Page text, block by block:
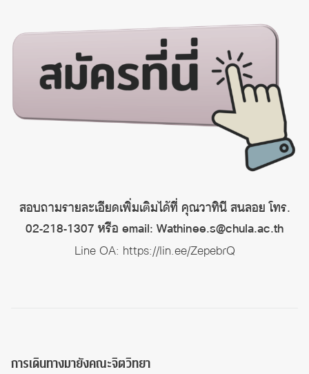
สอบถามรายละเอียดเพิ่มเติมได้ที่ คุณวาทินี สนลอย โทร.
02-218-1307 หรือ email: Wathinee.s@chula.ac.th
Line OA: https://lin.ee/ZepebrQ
การเดินทางมายังคณะจิตวิทยา